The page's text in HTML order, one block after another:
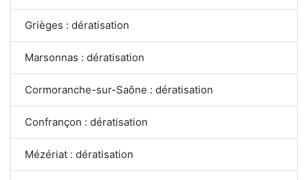
Grièges : dératisation
Marsonnas : dératisation
Cormoranche-sur-Saône : dératisation
Confrançon : dératisation
Mézériat : dératisation